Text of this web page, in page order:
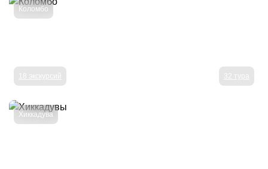
Коломбо
32 тура
18 экскурсий
Хиккадува